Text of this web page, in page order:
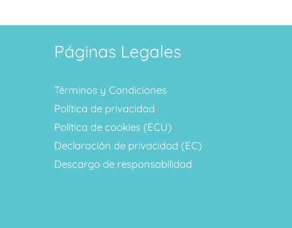
Páginas Legales
Términos y Condiciones
Política de privacidad
Política de cookies (ECU)
Declaración de privacidad (EC)
Descargo de responsabilidad